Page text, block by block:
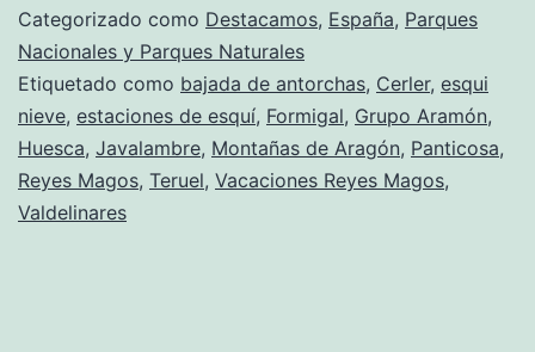
Categorizado como Destacamos, España, Parques
Nacionales y Parques Naturales
Etiquetado como bajada de antorchas, Cerler, esqui
nieve, estaciones de esquí, Formigal, Grupo Aramón,
Huesca, Javalambre, Montañas de Aragón, Panticosa,
Reyes Magos, Teruel, Vacaciones Reyes Magos,
Valdelinares